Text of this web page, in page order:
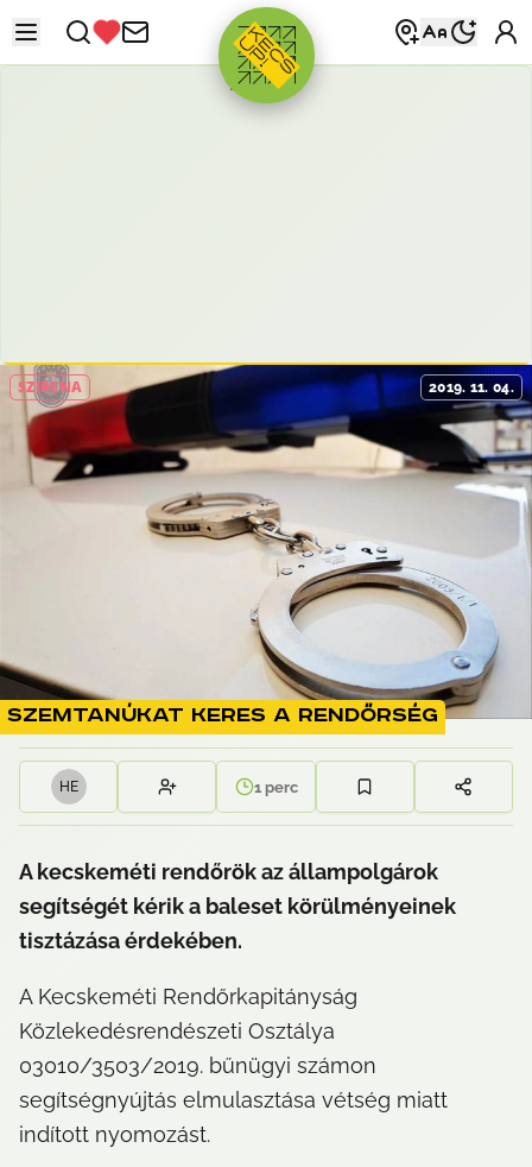
HIRDETÉS
SZIRÉNA 2019. 11. 04.
Szemtanúkat keres a rendőrség
H E 1perc
A kecskeméti rendőrök az állampolgárok
segítségét kérik a baleset körülményeinek
tisztázása érdekében.
A Kecskeméti Rendőrkapitányság
Közlekedésrendészeti Osztálya
03010/3503/2019. bűnügyi számon
segítségnyújtás elmulasztása vétség miatt
indított nyomozást.